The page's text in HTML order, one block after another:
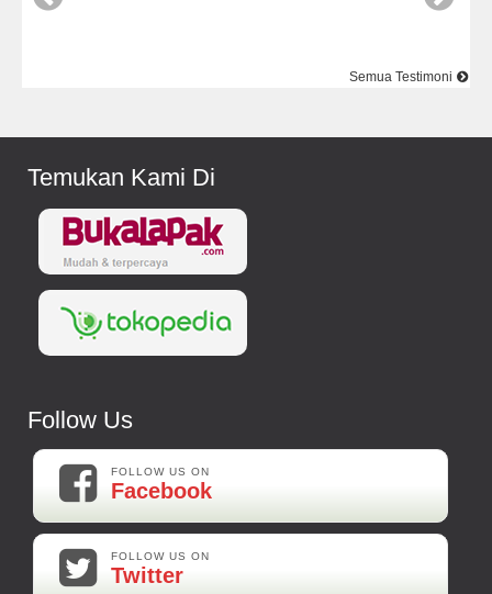
Semua Testimoni
Temukan Kami Di
Follow Us
FOLLOW US ON
Facebook
FOLLOW US ON
Twitter